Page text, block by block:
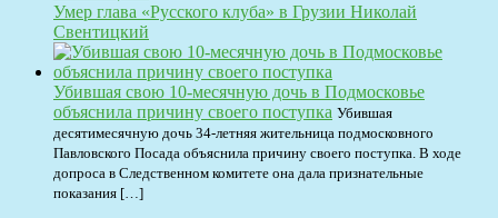
Умер глава «Русского клуба» в Грузии Николай
Свентицкий
Убившая свою 10-месячную дочь в Подмосковье
объяснила причину своего поступка Убившая
десятимесячную дочь 34-летняя жительница подмосковного
Павловского Посада объяснила причину своего поступка. В ходе
допроса в Следственном комитете она дала признательные
показания […]